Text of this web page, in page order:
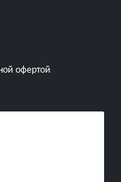
офертой